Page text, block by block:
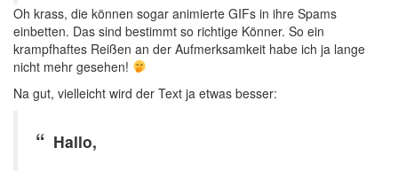
Oh krass, die können sogar animierte GIFs in ihre Spams
einbetten. Das sind bestimmt so richtige Könner. So ein
krampfhaftes Reißen an der Aufmerksamkeit habe ich ja lange
nicht mehr gesehen!
Na gut, vielleicht wird der Text ja etwas besser:
Hallo,